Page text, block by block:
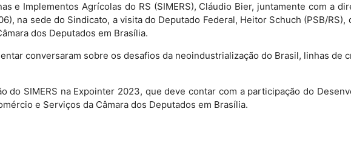
e Implementos Agrícolas do RS (SIMERS), Cláudio Bier, juntamente com a
na sede do Sindicato, a visita do Deputado Federal, Heitor Schuch (PSB/RS),
dos Deputados em Brasília.
conversaram sobre os desafios da neoindustrialização do Brasil, linhas de
do SIMERS na Expointer 2023, que deve contar com a participação do
e Serviços da Câmara dos Deputados em Brasília.